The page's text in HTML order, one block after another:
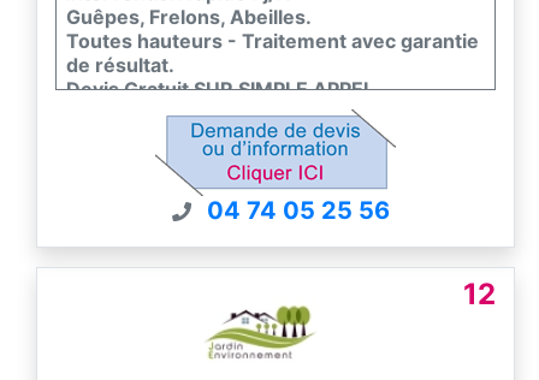
Guêpes, Frelons, Abeilles.
Toutes hauteurs - Traitement avec garantie
de résultat.
Devis Gratuit SUR SIMPLE APPEL
TELEPHONIQUE
04 74 05 25 56
12